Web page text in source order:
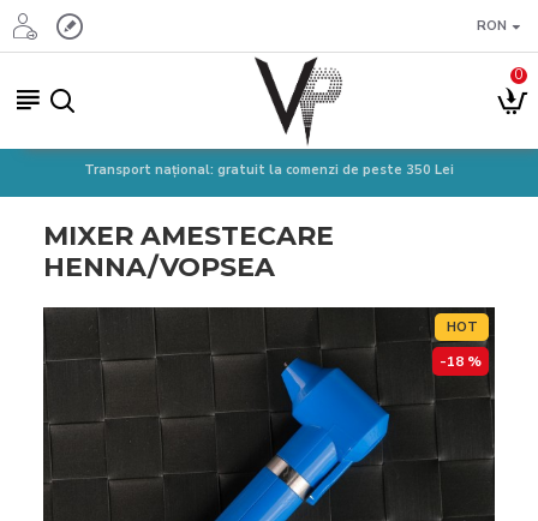
RON
0
Transport național: gratuit la comenzi de peste 350 Lei
MIXER AMESTECARE
HENNA/VOPSEA
HOT
-18 %